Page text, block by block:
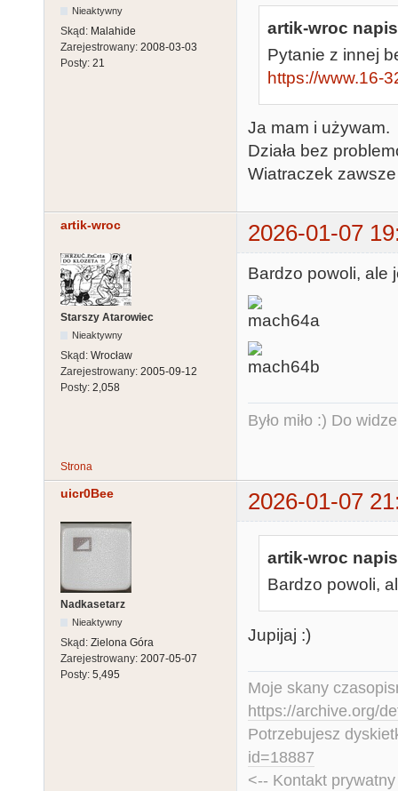
Nieaktywny
Skąd: Malahide
Zarejestrowany: 2008-03-03
Posty: 21
artik-wroc
Pytanie z innej
https://www.16-
Ja mam i używam.
Działa bez
Wiatraczek
artik-wroc 2026-01-07
Starszy Atarowiec
Nieaktywny
Skąd: Wrocław
Zarejestrowany: 2005-09-12
Posty: 2,058
Bardzo powoli, ale
Było miło :) Do
Strona
uicr0Bee 2026-01-07
Nadkasetarz
Nieaktywny
Skąd: Zielona Góra
Zarejestrowany: 2007-05-07
Posty: 5,495
artik-wroc
Bardzo powoli,
Jupijaj :)
Moje skany
https://archive.org/
Potrzebujesz
id=18887
<-- Kontakt